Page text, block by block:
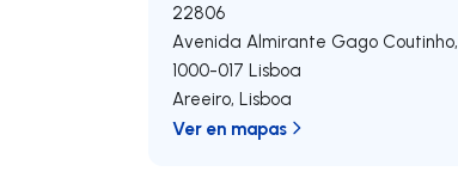
22806
Avenida Almirante Gago
1000-017 Lisboa
Areeiro,Lisboa
Ver en mapas